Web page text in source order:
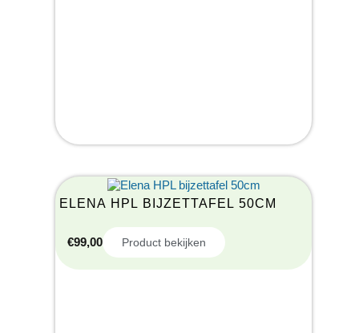
ELENA HPL BIJZETTAFEL 50CM
€99,00 Product bekijken